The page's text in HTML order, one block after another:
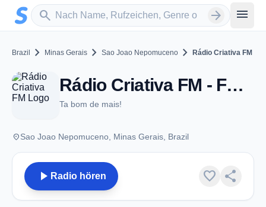
Zum Hauptinhalt springen
search
Sender suchen arrow_forward menu
Brazil chevron_right Minas Gerais chevron_right Sao Joao Nepomuceno chevron_right Rádio Criativa FM
Rádio Criativa FM - FM 105.9 - Sao Joao Nepomuceno
Ta bom de mais!
placeSao Joao Nepomuceno, Minas Gerais, Brazil
play_arrow Radio hören favorite share